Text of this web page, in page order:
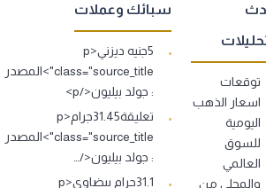
توقعات
اسعار الذهب
اليومية
للسوق
العالمي
والمحلي من
سبائك وعملات
5جنيه ديزني<p
class="source_title">المصدر
: جولد بيليون</p>
تعليقة31.45جرام<p
class="source_title">المصدر
: جولد بيليون</…
31.1جرام بيضاوي<p